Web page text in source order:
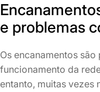
e problemas
Os encanamentos
funcionamento da
entanto, muitas vezes